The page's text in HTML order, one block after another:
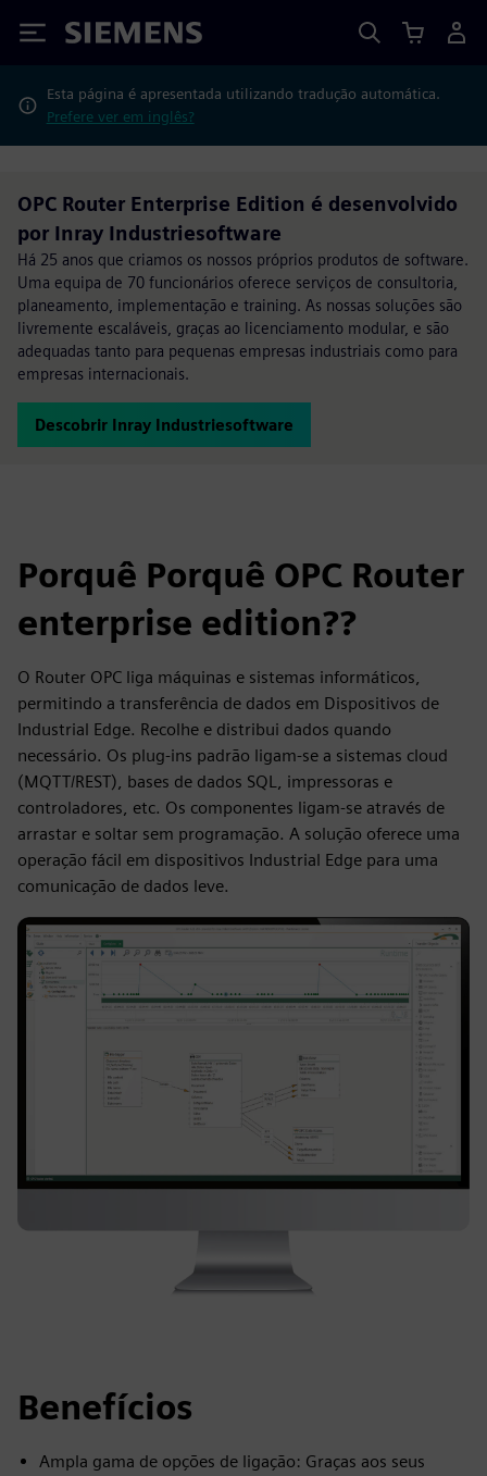
Siemens
Esta página é apresentada utilizando tradução automática.
Prefere ver em inglês?
OPC Router Enterprise Edition é desenvolvido
por Inray Industriesoftware
Há 25 anos que criamos os nossos próprios produtos de software.
Uma equipa de 70 funcionários oferece serviços de consultoria,
planeamento, implementação e training. As nossas soluções são
livremente escaláveis, graças ao licenciamento modular, e são
adequadas tanto para pequenas empresas industriais como para
empresas internacionais.
Descobrir Inray Industriesoftware
Porquê Porquê OPC Router
enterprise edition??
O Router OPC liga máquinas e sistemas informáticos,
permitindo a transferência de dados em Dispositivos de
Industrial Edge. Recolhe e distribui dados quando
necessário. Os plug-ins padrão ligam-se a sistemas cloud
(MQTT/REST), bases de dados SQL, impressoras e
controladores, etc. Os componentes ligam-se através de
arrastar e soltar sem programação. A solução oferece uma
operação fácil em dispositivos Industrial Edge para uma
comunicação de dados leve.
Benefícios
Ampla gama de opções de ligação: Graças aos seus